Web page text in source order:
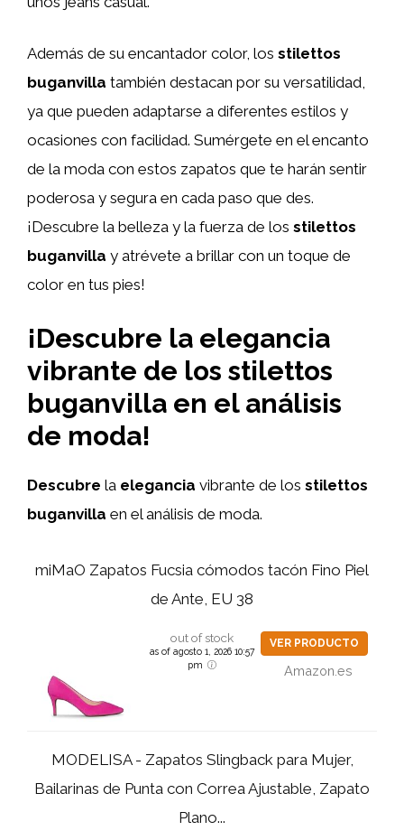
Además de su encantador color, los stilettos
buganvilla también destacan por su versatilidad,
ya que pueden adaptarse a diferentes estilos y
ocasiones con facilidad. Sumérgete en el encanto
de la moda con estos zapatos que te harán sentir
poderosa y segura en cada paso que des.
¡Descubre la belleza y la fuerza de los stilettos
buganvilla y atrévete a brillar con un toque de
color en tus pies!
¡Descubre la elegancia
vibrante de los stilettos
buganvilla en el análisis
de moda!
Descubre la elegancia vibrante de los stilettos
buganvilla en el análisis de moda.
miMaO Zapatos Fucsia cómodos tacón Fino Piel
de Ante, EU 38
out of stock
as of agosto 1, 2026 10:57
pm
VER PRODUCTO
Amazon.es
MODELISA - Zapatos Slingback para Mujer,
Bailarinas de Punta con Correa Ajustable, Zapato
Plano...